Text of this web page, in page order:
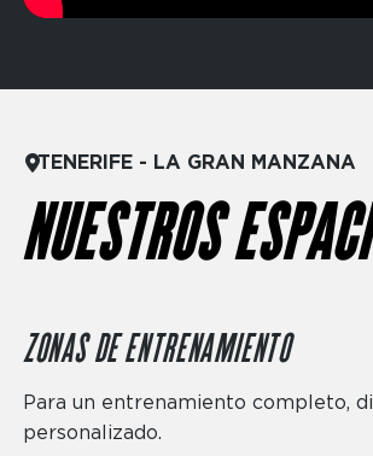
TENERIFE - LA GRAN MANZANA
NUESTROS
ZONAS DE ENTRENAMIENTO
Para un entrenamiento completo,
personalizado.